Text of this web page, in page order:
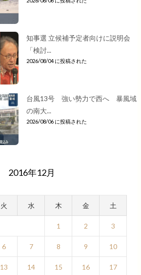
知事選 立候補予定者向けに説明会
「検討...
2026/08/04 に投稿された
台風13号 強い勢力で西へ 暴風域
の南大...
2026/08/06 に投稿された
2016年12月
火 水 木 金 土
1 2 3
6 7 8 9 10
13 14 15 16 17